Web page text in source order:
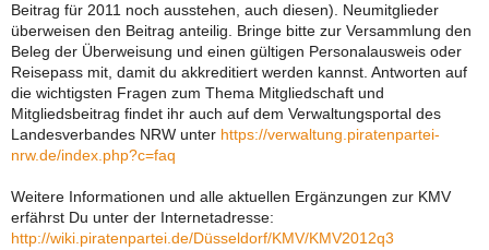
Beitrag für 2011 noch ausstehen, auch diesen). Neumitglieder
überweisen den Beitrag anteilig. Bringe bitte zur Versammlung den
Beleg der Überweisung und einen gültigen Personalausweis oder
Reisepass mit, damit du akkreditiert werden kannst. Antworten auf
die wichtigsten Fragen zum Thema Mitgliedschaft und
Mitgliedsbeitrag findet ihr auch auf dem Verwaltungsportal des
Landesverbandes NRW unter https://verwaltung.piratenpartei-
nrw.de/index.php?c=faq
Weitere Informationen und alle aktuellen Ergänzungen zur KMV
erfährst Du unter der Internetadresse:
http://wiki.piratenpartei.de/Düsseldorf/KMV/KMV2012q3